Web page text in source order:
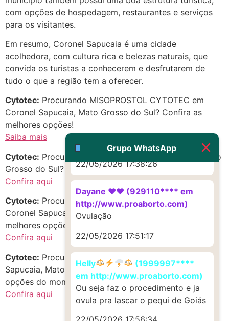
com opções de hospedagem, restaurantes e serviços
para os visitantes.
Em resumo, Coronel Sapucaia é uma cidade
acolhedora, com cultura rica e belezas naturais, que
convida os turistas a conhecerem e desfrutarem de
tudo o que a região tem a oferecer.
Cytotec: Procurando MISOPROSTOL CYTOTEC em
Coronel Sapucaia, Mato Grosso do Sul? Confira as
melhores opções!
Saiba mais
Cytotec: Procurando pílula abortiva no estado de Mato
Grosso do Sul? Descubra oportunidades incríveis!
Confira aqui
Cytotec: Procurando CITOTEQUE em Novo Brumado,
Coronel Sapucaia, Mato Grosso do Sul? Aproveite as
melhores opções do momento!
Confira aqui
Cytotec: Procurando mifepristone em Centro, Coronel
Sapucaia, Mato Grosso do Sul? Aproveite as melhores
opções do momento!
Confira aqui
Grupo WhatsApp
22/05/2026 17:19:16
http://www.proaborto.com)
Deve ser um corrimento normal
mesmo
http://www.proaborto.com)
Muito obrigadaaaaa
22/05/2026 17:38:26
Dayane ♥️♥️ (929110**** em
http://www.proaborto.com)
Ovulação
22/05/2026 17:51:17
Helly
(1999997****
em http://www.proaborto.com)
Ou seja faz o procedimento e ja
ovula pra lascar o pequi de Goiás